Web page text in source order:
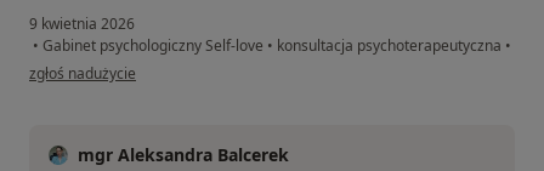
9 kwietnia 2026
• Gabinet psychologiczny Self-love • konsultacja psychoterapeutyczna •
w opinii użytkownika Ada
zgłoś nadużycie
mgr Aleksandra Balcerek